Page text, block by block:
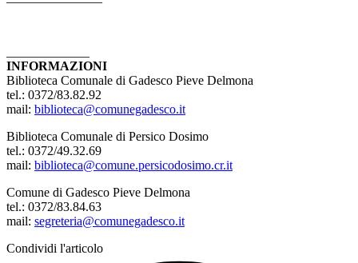
INFORMAZIONI
Biblioteca Comunale di Gadesco Pieve Delmona
tel.: 0372/83.82.92
mail: biblioteca@comunegadesco.it
Biblioteca Comunale di Persico Dosimo
tel.: 0372/49.32.69
mail: biblioteca@comune.persicodosimo.cr.it
Comune di Gadesco Pieve Delmona
tel.: 0372/83.84.63
mail: segreteria@comunegadesco.it
Condividi l'articolo